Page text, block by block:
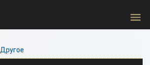
menu
Другое